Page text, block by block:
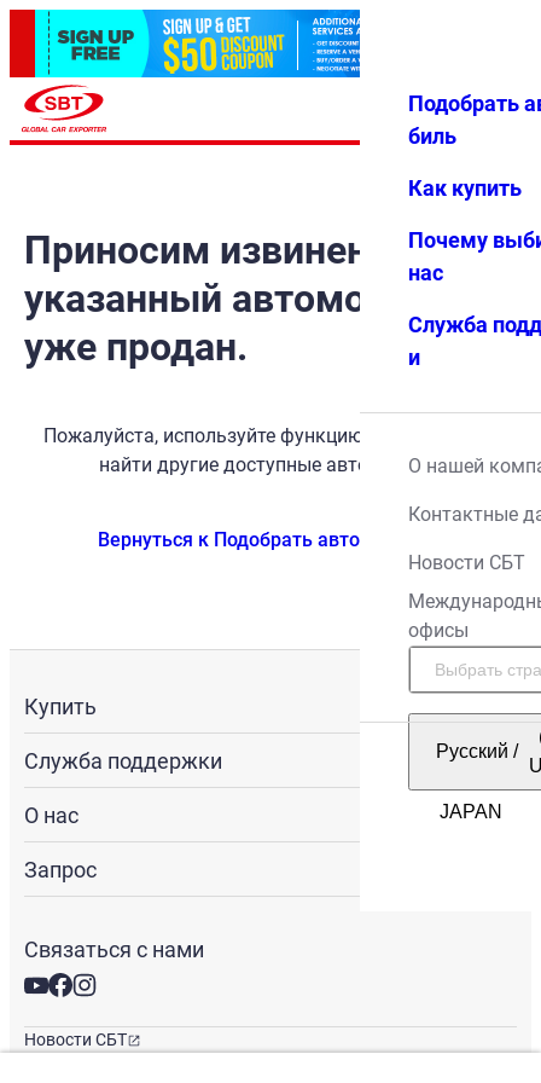
Избранн
Меню
Подобрать
биль
Как купить
Почему
нас
Служба
и
О нашей
Контактные
Новости СБТ
офисы
Русский /
Приносим извинения, но
указанный автомобиль
уже продан.
Пожалуйста, используйте функцию поиска, чтобы
найти другие доступные автомобили.
Вернуться к Подобрать автомобиль
Купить
Служба поддержки
О нас
Запрос
Связаться с нами
Новости СБТ